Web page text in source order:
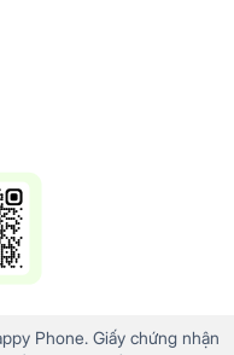
Phone. Giấy chứng nhận